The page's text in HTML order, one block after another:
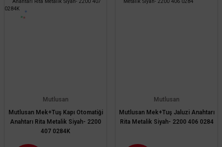
Mutlusan
Mutlusan Mek+Tuş Kapı Otomatiği
Anahtarı Rita Metalik Siyah- 2200
407 0284K
Mutlusan
Mutlusan Mek+Tuş Jaluzi Anahtarı
Rita Metalik Siyah- 2200 406 0284